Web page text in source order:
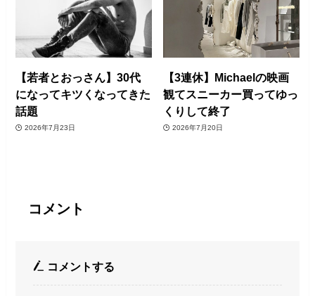
【若者とおっさん】30代
になってキツくなってきた
話題
2026年7月23日
【3連休】Michaelの映画
観てスニーカー買ってゆっ
くりして終了
2026年7月20日
コメント
コメントする